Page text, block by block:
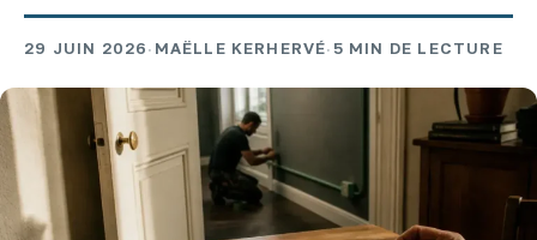
29 JUIN 2026· MAËLLE KERHERVÉ· 5 MIN DE LECTURE